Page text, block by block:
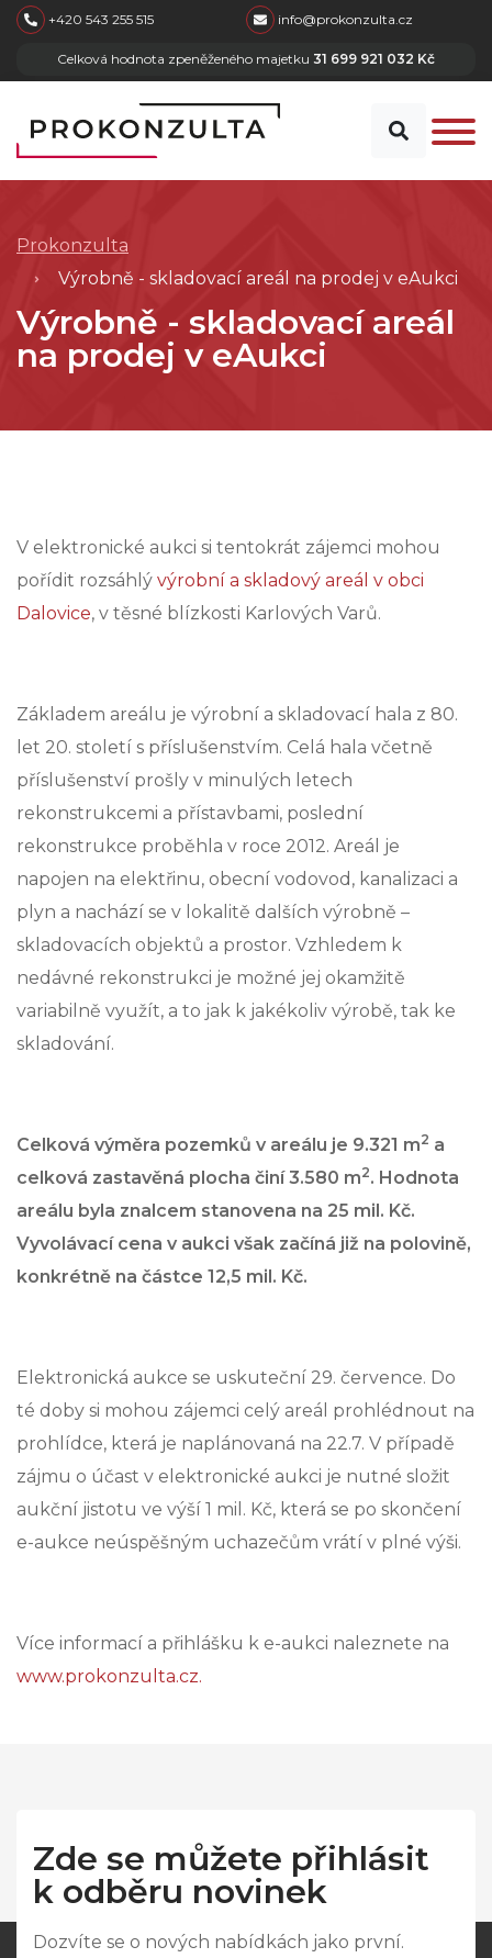
skip to main content
+420 543 255 515 info@prokonzulta.cz
Celková hodnota zpeněženého majetku 31 699 921 032 Kč
Prokonzulta
Výrobně - skladovací areál na prodej v eAukci
Výrobně - skladovací areál
na prodej v eAukci
V elektronické aukci si tentokrát zájemci mohou
pořídit rozsáhlý výrobní a skladový areál v obci
Dalovice, v těsné blízkosti Karlových Varů.
Základem areálu je výrobní a skladovací hala z 80.
let 20. století s příslušenstvím. Celá hala včetně
příslušenství prošly v minulých letech
rekonstrukcemi a přístavbami, poslední
rekonstrukce proběhla v roce 2012. Areál je
napojen na elektřinu, obecní vodovod, kanalizaci a
plyn a nachází se v lokalitě dalších výrobně –
skladovacích objektů a prostor. Vzhledem k
nedávné rekonstrukci je možné jej okamžitě
variabilně využít, a to jak k jakékoliv výrobě, tak ke
skladování.
Celková výměra pozemků v areálu je 9.321 m2 a
celková zastavěná plocha činí3.580 m2. Hodnota
areálu byla znalcem stanovena na 25 mil. Kč.
Vyvolávací cena v aukci však začíná již na polovině,
konkrétně na částce 12,5 mil. Kč.
Elektronická aukce se uskuteční 29. července. Do
té doby si mohou zájemci celý areál prohlédnout na
prohlídce, která je naplánovaná na 22.7. V případě
zájmu o účast v elektronické aukci je nutné složit
aukční jistotu ve výší 1 mil. Kč, která se po skončení
e-aukce neúspěšným uchazečům vrátí v plné výši.
Více informací a přihlášku k e-aukci naleznete na
www.prokonzulta.cz.
Zde se můžete přihlásit
k odběru novinek
Dozvíte se o nových nabídkách jako první.